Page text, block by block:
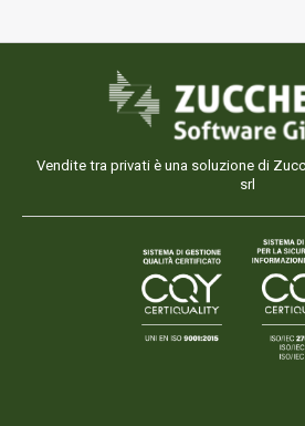
Vendite tra privati è una soluzione di
srl